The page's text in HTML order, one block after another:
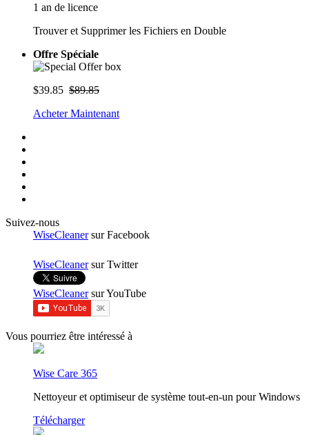
1 an de licence
Trouver et Supprimer les Fichiers en Double
Offre Spéciale
$39.85 $89.85
Acheter Maintenant
Suivez-nous
WiseCleanersur Facebook
WiseCleanersur Twitter
WiseCleanersur YouTube
Vous pourriez être intéressé à
Wise Care 365
Nettoyeur et optimiseur de système tout-en-un pour Windows
Télécharger